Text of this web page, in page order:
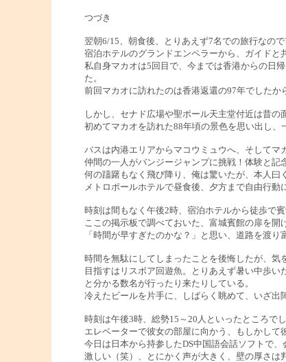
つづき
翌朝6/15、朝食後、とりあえず7名での旅行なので
宿泊ホテルのグランドエンペラーから、ガイドと
私自身マカオは5回目で、今までは香港からの日
た。
前回マカオに訪れたのは香港返還の97年でしたか
しかし、セナド広場や聖ポール天主堂付近は昔
初めてマカオを訪れた88年頃の景色を思い出し、
バスは内港エリアからマコウミュウへ、そしてマ
仲間の一人がバンジージャンプに挑戦！体験と記
何の躊躇もなく飛び降り、俺は驚いたが、本人曰
メトロポールホテルで昼食後、夕方まで自由行
時刻は間もなく午後2時、宿泊ホテルから徒歩で賓
ここの掲示板で調べておいた、富城賓館の扉を
「時間が早すぎたのかな？」と思い、道路を渡
時間を無駄にしてしまったことを後悔したが、気
目指すはリスボア回遊魚。とりあえず暑い中歩
と分かる数名が行ったり来たりしている。
冷えたビールを片手に、しばらく眺めて、いざ出
時刻は午後3時、総勢15～20人といったところで
エレベーターで彼女の部屋に向かう、もしかして
今日は日本から持参したDS中国語会話ソフトで
激しい（笑）、とにかく声が大きく、壁の厚さは